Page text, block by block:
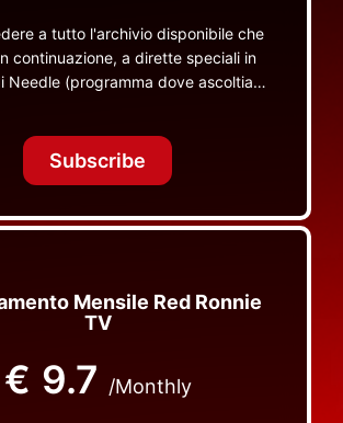
a tutto l'archivio disponibile che
continuazione, a dirette speciali in
Needle (programma dove ascoltiamo
visibili da nessuna altra parte
Subscribe
Mensile Red Ronnie
TV
€ 9.7 /Monthly